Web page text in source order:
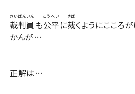
裁判員
さいばんいん
も公平
こうへい
に裁
さば
くようにこころ
かんが…
正解は…